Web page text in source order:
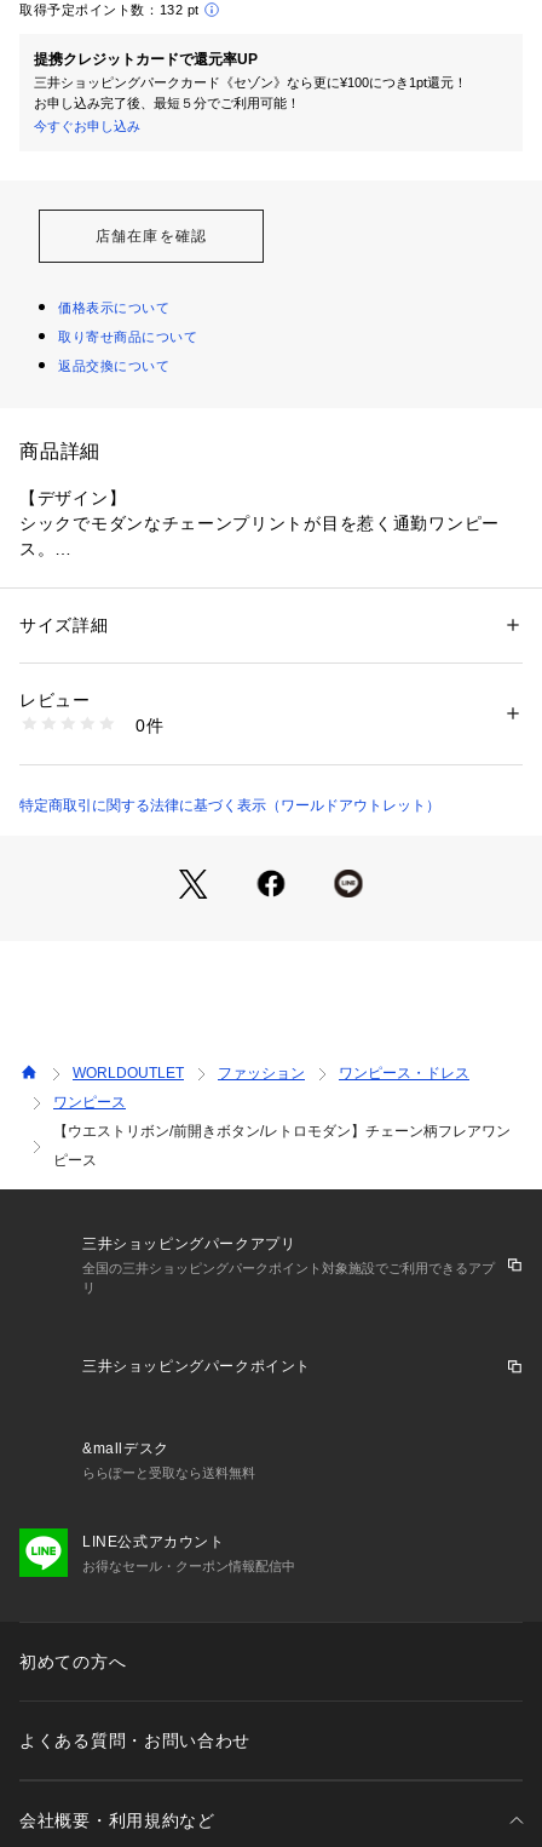
取得予定ポイント数： 132 pt
提携クレジットカードで還元率UP
三井ショッピングパークカード《セゾン》なら更に¥100につき1pt還元！
お申し込み完了後、最短５分でご利用可能！
今すぐお申し込み
店舗在庫を確認
価格表示について
取り寄せ商品について
返品交換について
商品詳細
【デザイン】
シックでモダンなチェーンプリントが目を惹く通勤ワンピー
ス。
られる一着。
シルキーなタッチで美しいドレープを演出できるP下を使用し
【着こなしポイント】
ヒールなど綺麗めなシューズを合わせていただいたり、ロング
・本体と同系色のキャミソールドレス付き
※こちらの商品はやや透け感があります。
ります。また、パソコン・スマートフォンなどの環境により、
若干製品と画像のカラーが異なる場合もございます。
性別：レディース
素材：ワンピース: 本体 ポリエステル100％ 別布部分 ポリエステル100％
生産国：ベトナム製
1096000002834
サイズ詳細
レビュー
0件
特定商取引に関する法律に基づく表示（ワールドアウトレット）
WORLDOUTLET ファッション
ワンピース・ドレス
ワンピース
【ウエストリボン/前開きボタン/レトロモダン】チェーン柄フレアワン
ピース
三井ショッピングパークアプリ
全国の三井ショッピングパークポイント対象施設でご利用できるアプ
リ
三井ショッピングパークポイント
&mallデスク
ららぽーと受取なら送料無料
LINE公式アカウント
お得なセール・クーポン情報配信中
初めての方へ
よくある質問・お問い合わせ
会社概要・利用規約など